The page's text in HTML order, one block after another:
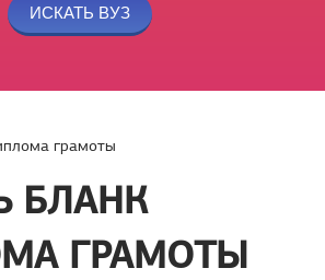
грамоты
БЛАНК
ГРАМОТЫ